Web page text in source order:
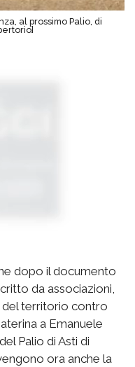
al prossimo Palio, di
dopo il documento
da associazioni,
territorio contro
a Emanuele
Palio di Asti di
ora anche la